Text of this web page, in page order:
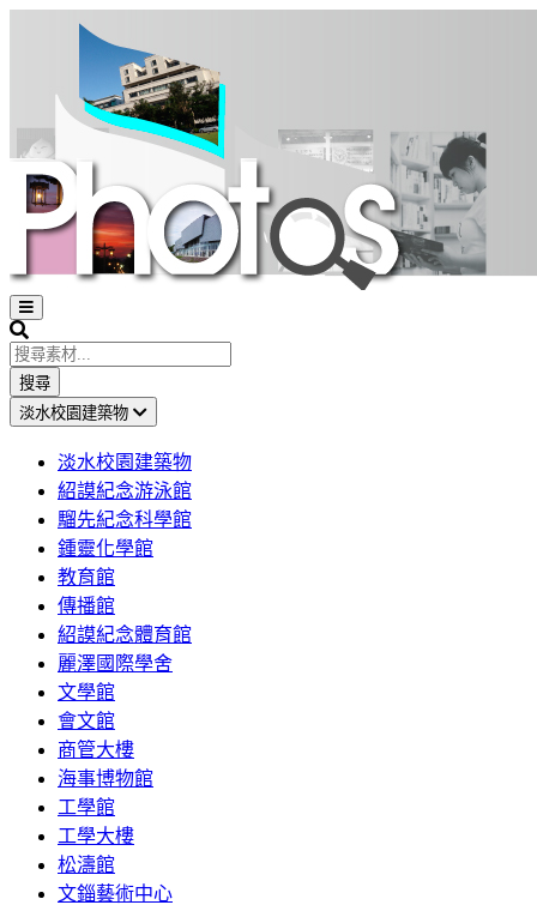
Open
sidebar
Search
搜尋
淡水校園建築物
淡水校園建築物
紹謨紀念游泳館
騮先紀念科學館
鍾靈化學館
教育館
傳播館
紹謨紀念體育館
麗澤國際學舍
文學館
會文館
商管大樓
海事博物館
工學館
工學大樓
松濤館
文錙藝術中心